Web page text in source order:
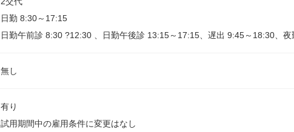
日勤 8:30～17:15
日勤午前診 8:30 ?12:30 、日勤午後診 13:15～17:15、遅出 9:45～18:30、
無し
有り
試用期間中の雇用条件に変更はなし